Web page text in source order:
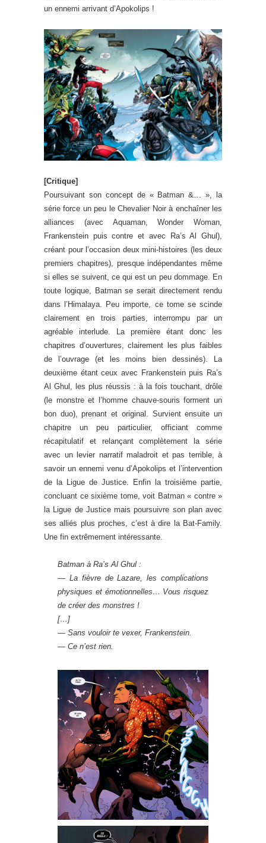
un ennemi arrivant d’Apokolips !
[Critique]
Poursuivant son concept de « Batman &… », la
série force un peu le Chevalier Noir à enchaîner les
alliances (avec Aquaman, Wonder Woman,
Frankenstein puis contre et avec Ra’s Al Ghul),
créant pour l’occasion deux mini-histoires (les deux
premiers chapitres), presque indépendantes même
si elles se suivent, ce qui est un peu dommage. En
toute logique, Batman se serait directement rendu
dans l’Himalaya. Peu importe, ce tome se scinde
clairement en trois parties, interrompu par un
agréable interlude. La première étant donc les
chapitres d’ouvertures, clairement les plus faibles
de l’ouvrage (et les moins bien dessinés). La
deuxième étant ceux avec Frankenstein puis Ra’s
Al Ghul, les plus réussis : à la fois touchant, drôle
(le monstre et l’homme chauve-souris forment un
bon duo), prenant et original. Survient ensuite un
chapitre un peu particulier, officiant comme
récapitulatif et relançant complètement la série
avec un levier narratif maladroit et pas terrible, à
savoir un ennemi venu d’Apokolips et l’intervention
de la Ligue de Justice. Enfin la troisième partie,
concluant ce sixième tome, voit Batman « contre »
la Ligue de Justice mais poursuivre son plan avec
ses alliés plus proches, c’est à dire la Bat-Family.
Une fin extrêmement intéressante.
Batman à Ra’s Al Ghul :
— La fièvre de Lazare, les complications
physiques et émotionnelles… Vous risquez
de créer des monstres !
[…]
— Sans vouloir te vexer, Frankenstein.
— Ce n’est rien.